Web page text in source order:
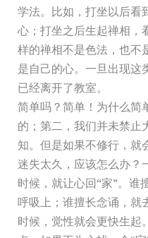
学法。比如，打坐以后看
心；打坐之后生起禅相，
样的禅相不是色法，也不
是自己的心。一旦出现这
已经离开了教室。
简单吗？简单！为什么简
的；第二，我们并未禁止
知。但是如果不修行，就
迷失太久，应该怎么办？
时候，就让心回“家”。谁
呼吸上；谁擅长念诵，就
时候，觉性就会更快生起